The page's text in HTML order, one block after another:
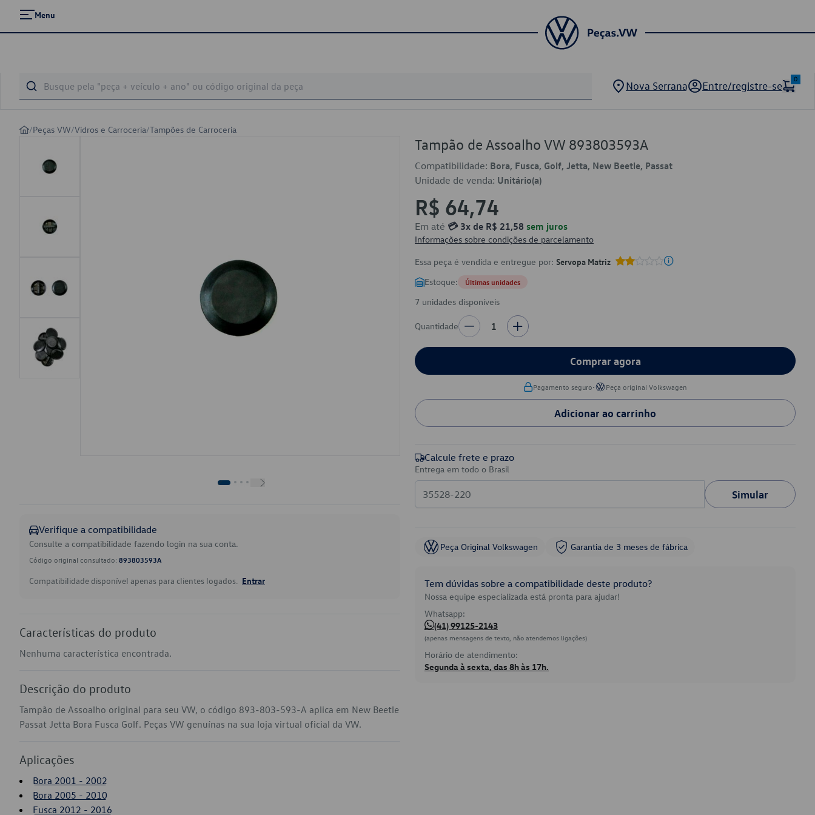
Menu
Nova Serrana Entre/registre-se
0
/Peças VW/Vidros e Carroceria/Tampões de Carroceria
Verifique a compatibilidade
Consulte a compatibilidade fazendo login na sua conta.
Código original consultado: 893803593A
Compatibilidade disponível apenas para clientes logados. Entrar
Características do produto
Nenhuma característica encontrada.
Descrição do produto
Tampão de Assoalho original para seu VW, o código 893-803-593-A aplica em New Beetle
Passat Jetta Bora Fusca Golf. Peças VW genuínas na sua loja virtual oficial da VW.
Aplicações
Bora 2001 - 2002
Bora 2005 - 2010
Fusca 2012 - 2016
Tampão de Assoalho VW 893803593A
Compatibilidade: Bora, Fusca, Golf, Jetta, New Beetle, Passat
Unidade de venda: Unitário(a)
R$ 64,74
Em até 💳 3x de R$ 21,58 sem juros
Informações sobre condições de parcelamento
Essa peça é vendida e entregue por: Servopa Matriz
Estoque: Últimas unidades
7 unidades disponíveis
Quantidade 1
Comprar agora
Pagamento seguro• Peça original Volkswagen
Adicionar ao carrinho
Calcule frete e prazo
Entrega em todo o Brasil
Simular
Peça Original Volkswagen Garantia de 3 meses de fábrica
Tem dúvidas sobre a compatibilidade deste produto?
Nossa equipe especializada está pronta para ajudar!
Whatsapp:
(41) 99125-2143
(apenas mensagens de texto, não atendemos ligações)
Horário de atendimento:
Segunda à sexta, das 8h às 17h.